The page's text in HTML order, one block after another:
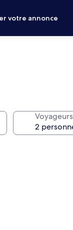
votre annonce
Voyageurs